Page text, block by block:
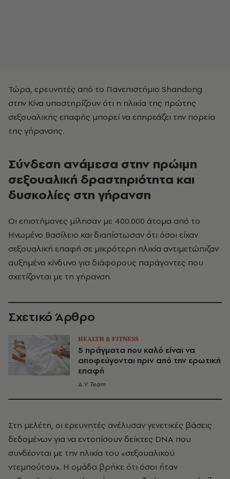
Τώρα, ερευνητές από το Πανεπιστήμιο Shandong
στην Κίνα υποστηρίζουν ότι η ηλικία της πρώτης
σεξουαλικής επαφής μπορεί να επηρεάζει την πορεία
της γήρανσης.
Σύνδεση ανάμεσα στην πρώιμη
σεξουαλική δραστηριότητα και
δυσκολίες στη γήρανση
Οι επιστήμονες μίλησαν με 400.000 άτομα από το
Ηνωμένο Βασίλειο και διαπίστωσαν ότι όσοι είχαν
σεξουαλική επαφή σε μικρότερη ηλικία αντιμετώπιζαν
αυξημένο κίνδυνο για διάφορους παράγοντες που
σχετίζονται με τη γήρανση.
Σχετικό Άρθρο
HEALTH & FITNESS
5 πράγματα που καλό είναι να
αποφεύγονται πριν από την ερωτική
επαφή
A.V. Team
Στη μελέτη, οι ερευνητές ανέλυσαν γενετικές βάσεις
δεδομένων για να εντοπίσουν δείκτες DNA που
συνδέονται με την ηλικία του «σεξουαλικού
ντεμπούτου». Η ομάδα βρήκε ότι όσοι ήταν